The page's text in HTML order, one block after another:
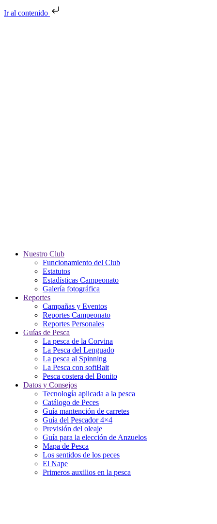
Ir al contenido
Nuestro Club
Funcionamiento del Club
Estatutos
Estadísticas Campeonato
Galería fotográfica
Reportes
Campañas y Eventos
Reportes Campeonato
Reportes Personales
Guías de Pesca
La pesca de la Corvina
La Pesca del Lenguado
La pesca al Spinning
La Pesca con softBait
Pesca costera del Bonito
Datos y Consejos
Tecnología aplicada a la pesca
Catálogo de Peces
Guía mantención de carretes
Guía del Pescador 4×4
Previsión del oleaje
Guía para la elección de Anzuelos
Mapa de Pesca
Los sentidos de los peces
El Nape
Primeros auxilios en la pesca